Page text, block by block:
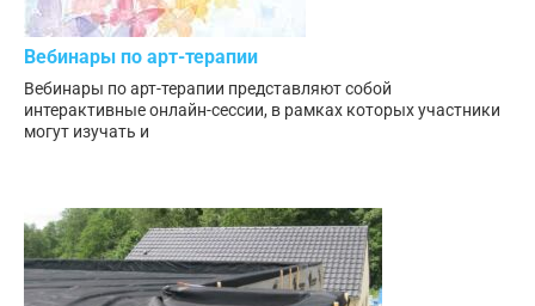
Вебинары по арт-терапии
Вебинары по арт-терапии представляют собой
интерактивные онлайн-сессии, в рамках которых участники
могут изучать и